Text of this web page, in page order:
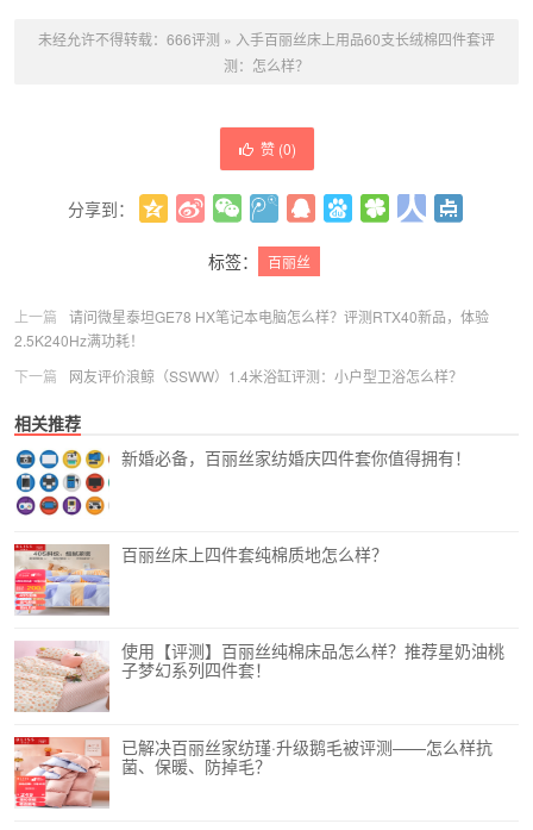
未经允许不得转载： 666评测 » 入手百丽丝床上用品60支长绒棉四件套评
测：怎么样？
赞 (0)
分享到：
标签：
百丽丝
上一篇
请问微星泰坦GE78 HX笔记本电脑怎么样？评测RTX40新品，体验
2.5K240Hz满功耗！
下一篇
网友评价浪鲸（SSWW）1.4米浴缸评测：小户型卫浴怎么样？
相关推荐
新婚必备，百丽丝家纺婚庆四件套你值得拥有！
百丽丝床上四件套纯棉质地怎么样？
使用【评测】百丽丝纯棉床品怎么样？推荐星奶油桃
子梦幻系列四件套！
已解决百丽丝家纺瑾·升级鹅毛被评测——怎么样抗
菌、保暖、防掉毛？